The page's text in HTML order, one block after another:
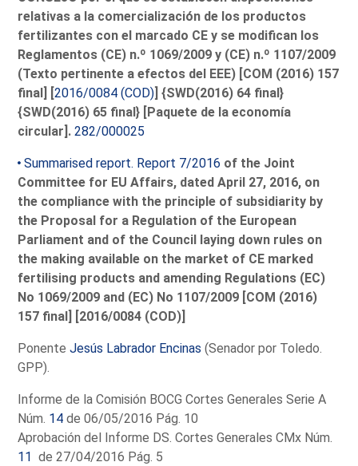
relativas a la comercialización de los productos
fertilizantes con el marcado CE y se modifican los
Reglamentos (CE) n.º 1069/2009 y (CE) n.º 1107/2009
(Texto pertinente a efectos del EEE) [COM (2016) 157
final] [2016/0084 (COD)] {SWD(2016) 64 final}
{SWD(2016) 65 final} [Paquete de la economía
circular].282/000025
Summarised report. Report 7/2016 of the Joint
Committee for EU Affairs, dated April 27, 2016, on
the compliance with the principle of subsidiarity by
the Proposal for a Regulation of the European
Parliament and of the Council laying down rules on
the making available on the market of CE marked
fertilising products and amending Regulations (EC)
No 1069/2009 and (EC) No 1107/2009 [COM (2016)
157 final] [2016/0084 (COD)]
PonenteJesús Labrador Encinas (Senador por Toledo.
GPP).
Informe de la Comisión BOCG Cortes Generales Serie A
Núm. 14 de 06/05/2016 Pág. 10
Aprobación del Informe DS. Cortes Generales CMx Núm.
11 de 27/04/2016 Pág. 5